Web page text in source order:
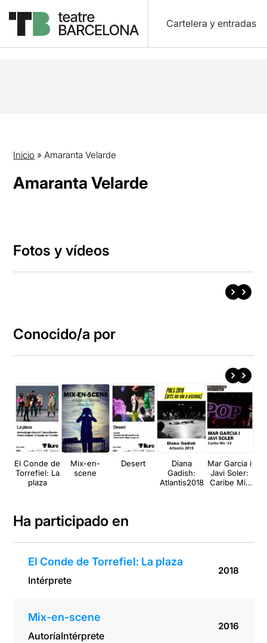
Cartelera y entradas
Inicio »Amaranta Velarde
Amaranta Velarde
Fotos y vídeos
Conocido/a por
El Conde de
Torrefiel: La
plaza
Mix-en-
scene
Desert
Diana
Gadish:
Atlantis2018
Mar Garcia i
Javi Soler:
Caribe Mix
Ha participado en
El Conde de Torrefiel: La plaza
Intérprete
2018
Mix-en-scene
AutoríaIntérprete
2016